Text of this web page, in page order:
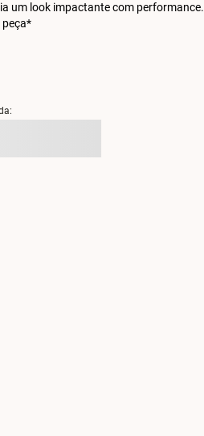
um look impactante com performance.
peça*